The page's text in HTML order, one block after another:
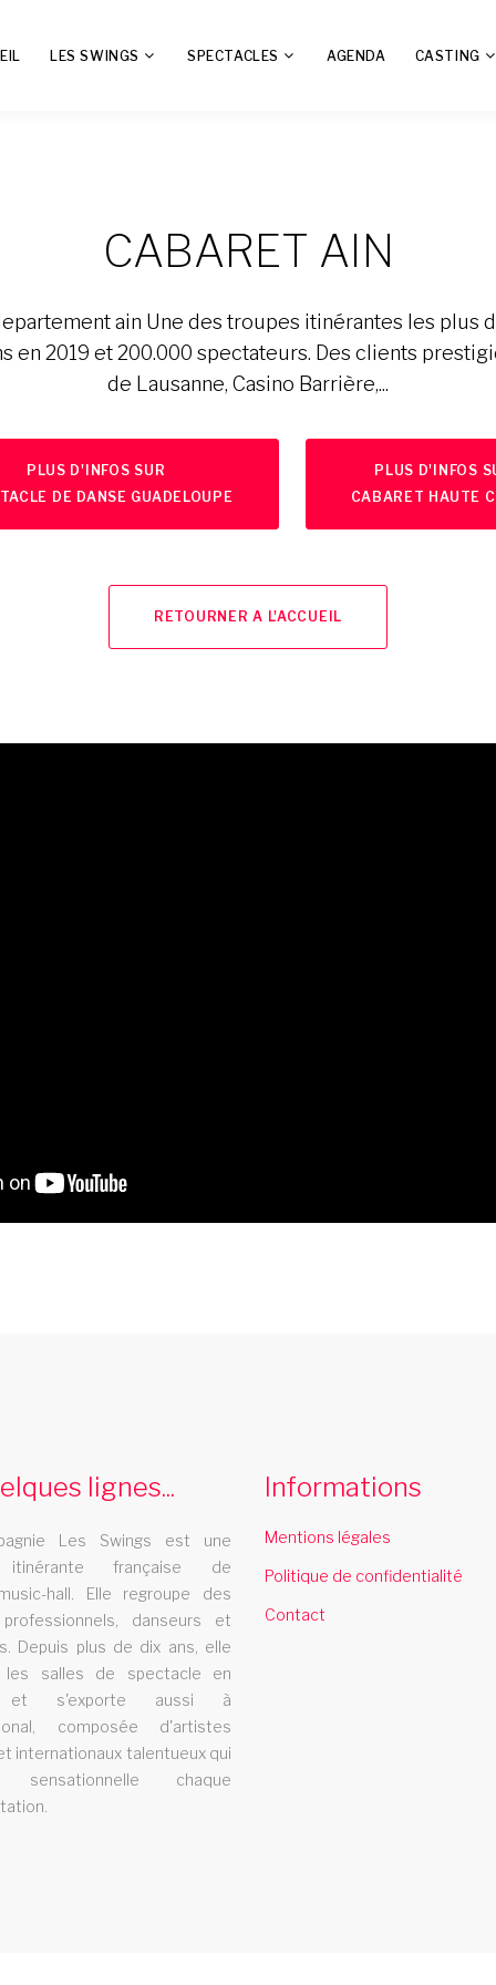
LES SWINGS SPECTACLES AGENDA CASTING
CABARET AIN
ain Une des troupes itinérantes les plus
2019 et 200.000 spectateurs. Des clients
de Lausanne, Casino Barrière,...
PLUS D'INFOS SUR
DE DANSE GUADELOUPE
PLUS D'INFOS
CABARET HAUTE
RETOURNER A L'ACCUEIL
cabaret ajaccio
Le cabaret Les Swings se deplace dans la
ville de ajaccio Une des troupes itinérantes
les plus demandées en France. Une équipe
d'artistes professionnels, plus de 500
représentations et 200.000 spectateurs. Des
clients prestigieux, des lieux d'exceptions :
lignes...
Les Swings est une
française de
hall. Elle regroupe des
danseurs et
Depuis plus de dix ans, elle
les salles de spectacle en
et s'exporte aussi à
composée d'artistes
internationaux talentueux qui
sensationnelle chaque
Informations
Mentions légales
Politique de confidentialité
Contact